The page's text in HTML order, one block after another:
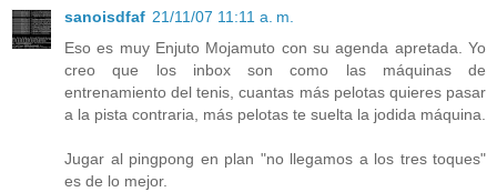
sanoisdfaf 21/11/07 11:11 a. m.
Eso es muy Enjuto Mojamuto con su agenda apretada. Yo
creo que los inbox son como las máquinas de
entrenamiento del tenis, cuantas más pelotas quieres pasar
a la pista contraria, más pelotas te suelta la jodida máquina.
Jugar al pingpong en plan "no llegamos a los tres toques"
es de lo mejor.